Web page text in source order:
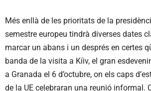
Més enllà de les prioritats de la
semestre europeu tindrà diverses dates
marcar un abans i un després en certes
banda de la visita a Kíiv, el gran
a Granada el 6 d’octubre, on els caps
de la UE celebraran una reunió informal.